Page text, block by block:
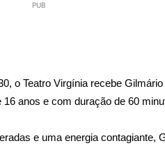
PUB
o Teatro Virgínia recebe
16 anos e com duração de 60
e uma energia contagiante,